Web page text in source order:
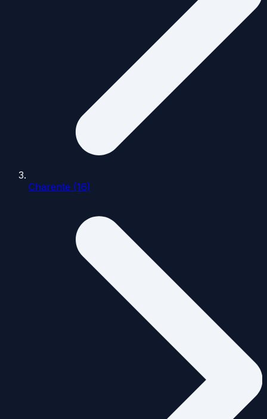
Charente (16)